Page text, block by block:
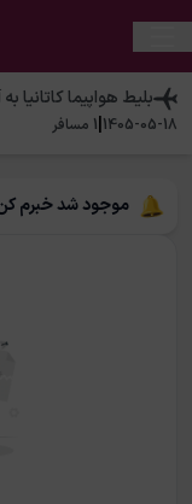
بلیط هواپیماکاتانیابه
1405-05-18
|
1 مسافر
موجود شد خبرم